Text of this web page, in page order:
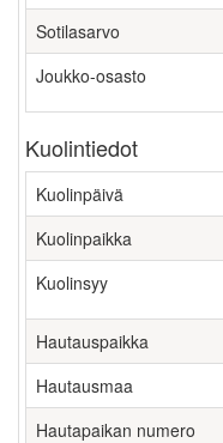
Sotilasarvo
Joukko-osasto
Kuolintiedot
Kuolinpäivä
Kuolinpaikka
Kuolinsyy
Hautauspaikka
Hautausmaa
Hautapaikan numero